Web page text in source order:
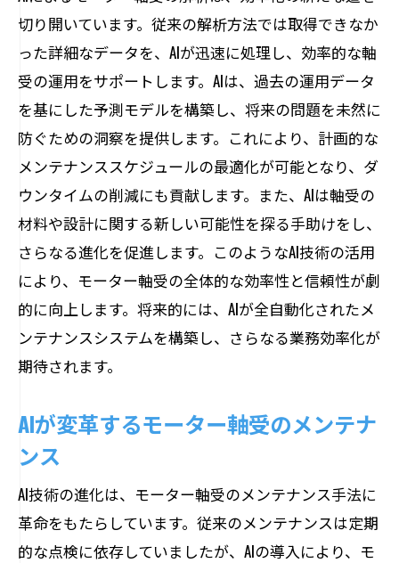
切り開いています。従来の解析方法では取得できなか
った詳細なデータを、AIが迅速に処理し、効率的な軸
受の運用をサポートします。AIは、過去の運用データ
を基にした予測モデルを構築し、将来の問題を未然に
防ぐための洞察を提供します。これにより、計画的な
メンテナンススケジュールの最適化が可能となり、ダ
ウンタイムの削減にも貢献します。また、AIは軸受の
材料や設計に関する新しい可能性を探る手助けをし、
さらなる進化を促進します。このようなAI技術の活用
により、モーター軸受の全体的な効率性と信頼性が劇
的に向上します。将来的には、AIが全自動化されたメ
ンテナンスシステムを構築し、さらなる業務効率化が
期待されます。
AIが変革するモーター軸受のメンテナ
ンス
AI技術の進化は、モーター軸受のメンテナンス手法に
革命をもたらしています。従来のメンテナンスは定期
的な点検に依存していましたが、AIの導入により、モ